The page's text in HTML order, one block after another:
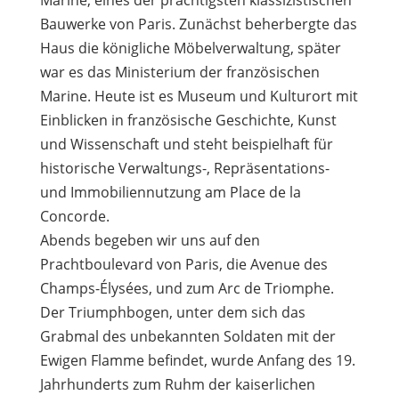
Bauwerke von Paris. Zunächst beherbergte das
Haus die königliche Möbelverwaltung, später
war es das Ministerium der französischen
Marine. Heute ist es Museum und Kulturort mit
Einblicken in französische Geschichte, Kunst
und Wissenschaft und steht beispielhaft für
historische Verwaltungs-, Repräsentations-
und Immobiliennutzung am Place de la
Concorde.
Abends begeben wir uns auf den
Prachtboulevard von Paris, die Avenue des
Champs-Élysées, und zum Arc de Triomphe.
Der Triumphbogen, unter dem sich das
Grabmal des unbekannten Soldaten mit der
Ewigen Flamme befindet, wurde Anfang des 19.
Jahrhunderts zum Ruhm der kaiserlichen